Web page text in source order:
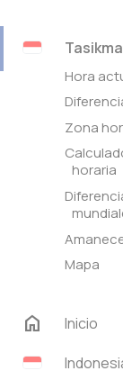
Hora
Zona
horaria
Mapa
home
Inicio